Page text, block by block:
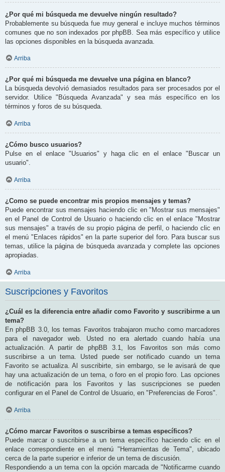
¿Por qué mi búsqueda me devuelve ningún resultado?
Probablemente su búsqueda fue muy general e incluye muchos términos
comunes que no son indexados por phpBB. Sea más específico y utilice
las opciones disponibles en la búsqueda avanzada.
Arriba
¿Por qué mi búsqueda me devuelve una página en blanco?
La búsqueda devolvió demasiados resultados para ser procesados por el
servidor. Utilice "Búsqueda Avanzada" y sea más específico en los
términos y foros de su búsqueda.
Arriba
¿Cómo busco usuarios?
Pulse en el enlace "Usuarios" y haga clic en el enlace "Buscar un
usuario".
Arriba
¿Como se puede encontrar mis propios mensajes y temas?
Puede encontrar sus mensajes haciendo clic en "Mostrar sus mensajes"
en el Panel de Control de Usuario o haciendo clic en el enlace "Mostrar
sus mensajes" a través de su propio página de perfil, o haciendo clic en
el menú "Enlaces rápidos" en la parte superior del foro. Para buscar sus
temas, utilice la página de búsqueda avanzada y complete las opciones
apropiadas.
Arriba
Suscripciones y Favoritos
¿Cuál es la diferencia entre añadir como Favorito y suscribirme a un
tema?
En phpBB 3.0, los temas Favoritos trabajaron mucho como marcadores
para el navegador web. Usted no era alertado cuando había una
actualización. A partir de phpBB 3.1, los Favoritos son más como
suscribirse a un tema. Usted puede ser notificado cuando un tema
Favorito se actualiza. Al suscribirte, sin embargo, se le avisará de que
hay una actualización de un tema, o foro en el propio foro. Las opciones
de notificación para los Favoritos y las suscripciones se pueden
configurar en el Panel de Control de Usuario, en "Preferencias de Foros".
Arriba
¿Cómo marcar Favoritos o suscribirse a temas específicos?
Puede marcar o suscribirse a un tema específico haciendo clic en el
enlace correspondiente en el menú "Herramientas de Tema", ubicado
cerca de la parte superior e inferior de un tema de discusión.
Respondiendo a un tema con la opción marcada de "Notificarme cuando